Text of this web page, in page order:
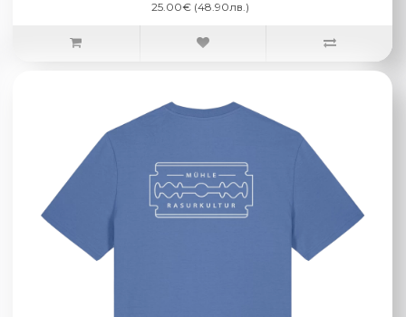
25.00€ (48.90лв.)